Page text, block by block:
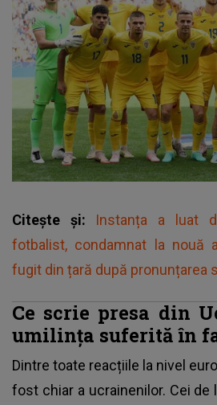
Citește și: Instanța a luat
fotbalist, condamnat la nouă
fugit din țară după pronunțarea
Ce scrie presa din
umilința suferită în
Dintre toate reacțiile la nivel
fost chiar a ucrainenilor. Cei de